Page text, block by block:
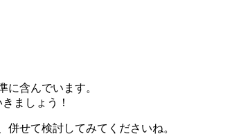
に含んでいます。
ましょう！
せて検討してみてくださいね。